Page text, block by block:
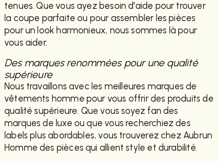
tenues. Que vous ayez besoin d'aide pour trouver
la coupe parfaite ou pour assembler les pièces
pour un look harmonieux, nous sommes là pour
vous aider.
Des marques renommées pour une qualité
supérieure
Nous travaillons avec les meilleures marques de
vêtements homme pour vous offrir des produits de
qualité supérieure. Que vous soyez fan des
marques de luxe ou que vous recherchiez des
labels plus abordables, vous trouverez chez Aubrun
Homme des pièces qui allient style et durabilité.